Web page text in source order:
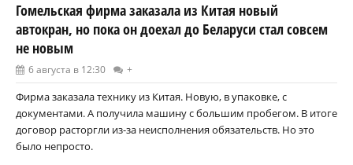
Гомельская фирма заказала из Китая новый
автокран, но пока он доехал до Беларуси стал совсем
не новым
6 августа в 12:30 +
Фирма заказала технику из Китая. Новую, в упаковке, с
документами. А получила машину с большим пробегом. В итоге
договор расторгли из-за неисполнения обязательств. Но это
было непросто.